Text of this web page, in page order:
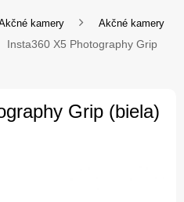
kamery
Akčné kamery
Insta360 X5 Photography Grip
Grip (biela)